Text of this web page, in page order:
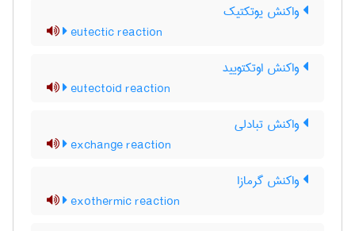
واکنش یوتکتیک
eutectic reaction
واکنش اوتکتویید
eutectoid reaction
واکنش تبادلی
exchange reaction
واکنش گرمازا
exothermic reaction